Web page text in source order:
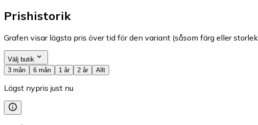
Prishistorik
Grafen visar lägsta pris över tid för den variant (såsom färg eller
Välj butik
3 mån
6 mån 1 år 2 år Allt
Lägst nypris just nu